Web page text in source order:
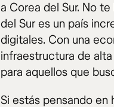
a Corea del Sur. No
del Sur es un país
digitales. Con una
infraestructura de
para aquellos que
Si estás pensando en